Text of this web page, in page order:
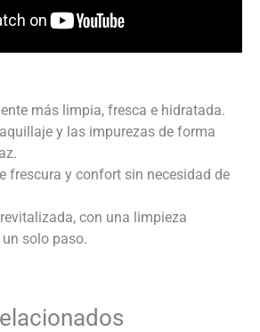
más limpia, fresca e hidratada.
y las impurezas de forma
frescura y confort sin necesidad de
con una limpieza
solo paso.